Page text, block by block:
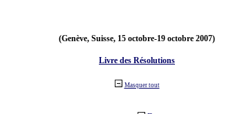
(Genève, Suisse, 15 octobre-19 octobre 2007)
Livre des Résolutions
Masquer tout